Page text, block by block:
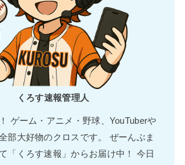
くろす速報管理人
ゲーム・アニメ・野球、YouTuberや
部大好物のクロスです。 ぜーんぶま
「くろす速報」からお届け中！ 今日